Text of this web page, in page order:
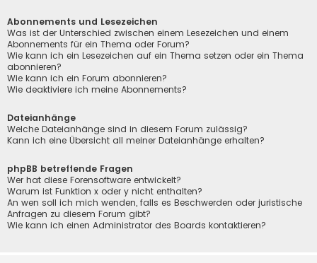
Abonnements und Lesezeichen
Was ist der Unterschied zwischen einem Lesezeichen und einem
Abonnements für ein Thema oder Forum?
Wie kann ich ein Lesezeichen auf ein Thema setzen oder ein Thema
abonnieren?
Wie kann ich ein Forum abonnieren?
Wie deaktiviere ich meine Abonnements?
Dateianhänge
Welche Dateianhänge sind in diesem Forum zulässig?
Kann ich eine Übersicht all meiner Dateianhänge erhalten?
phpBB betreffende Fragen
Wer hat diese Forensoftware entwickelt?
Warum ist Funktion x oder y nicht enthalten?
An wen soll ich mich wenden, falls es Beschwerden oder juristische
Anfragen zu diesem Forum gibt?
Wie kann ich einen Administrator des Boards kontaktieren?